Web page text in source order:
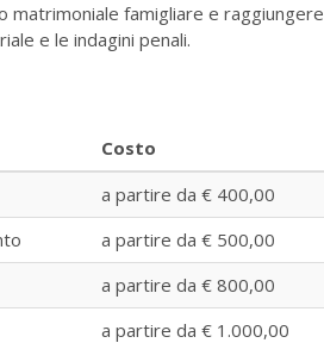
famigliare e raggiungere
e le indagini penali.
Costo
a partire da € 400,00
a partire da € 500,00
a partire da € 800,00
a partire da € 1.000,00